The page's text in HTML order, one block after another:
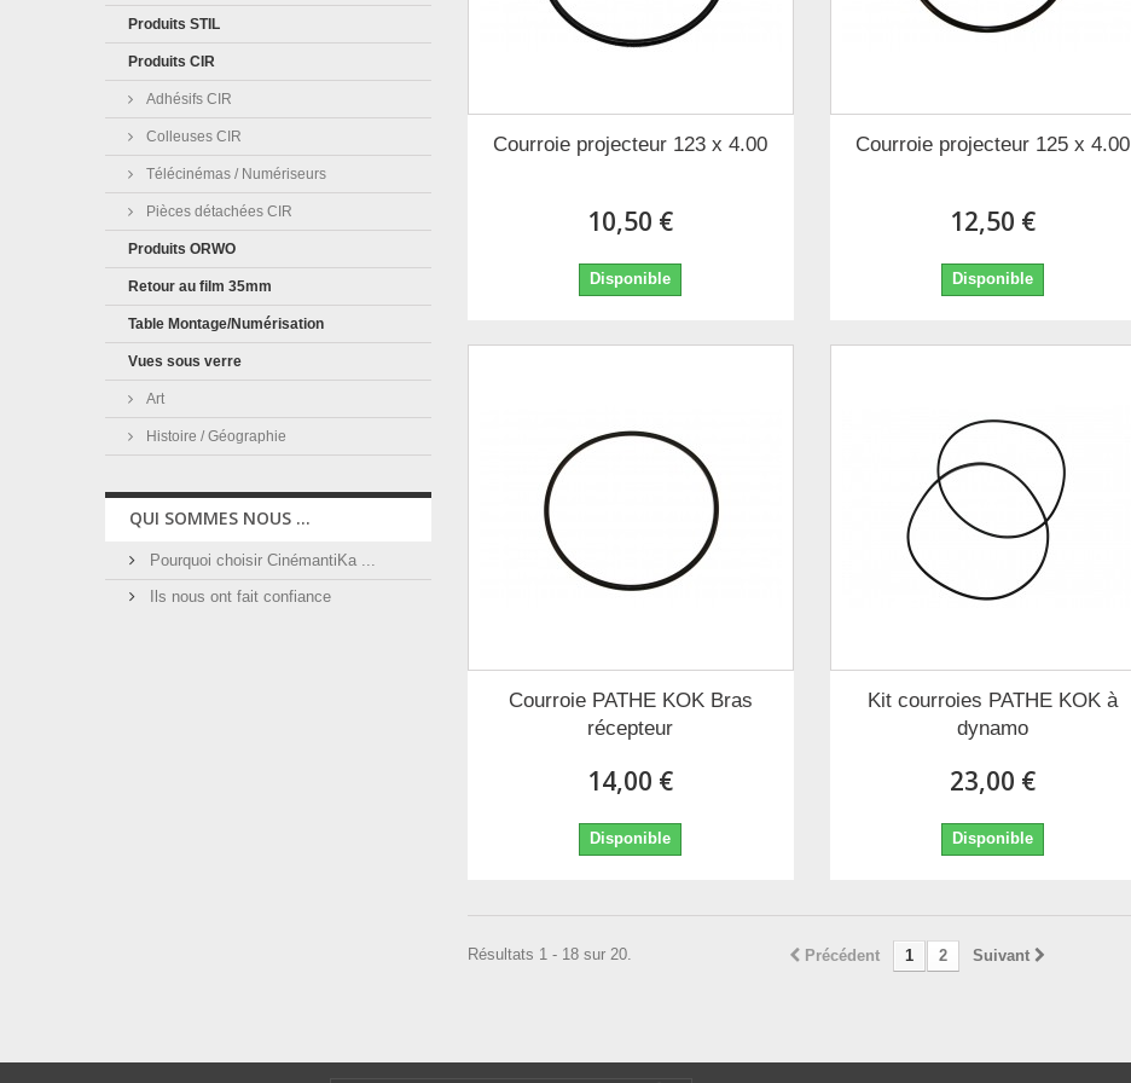
Produits STIL
Produits CIR
Adhésifs CIR
Colleuses CIR
Télécinémas / Numériseurs
Pièces détachées CIR
Produits ORWO
Retour au film 35mm
Table Montage/Numérisation
Vues sous verre
Art
Histoire / Géographie
QUI SOMMES NOUS ...
Pourquoi choisir CinémantiKa ...
Ils nous ont fait confiance
Courroie projecteur 123 x 4.00
10,50 €
Disponible
Courroie projecteur 125 x 4.00
12,50 €
Disponible
Courroie PATHE KOK Bras
récepteur
14,00 €
Disponible
Kit courroies PATHE KOK à
dynamo
23,00 €
Disponible
Précédent 1 2 Suivant
Résultats 1 - 18 sur 20.